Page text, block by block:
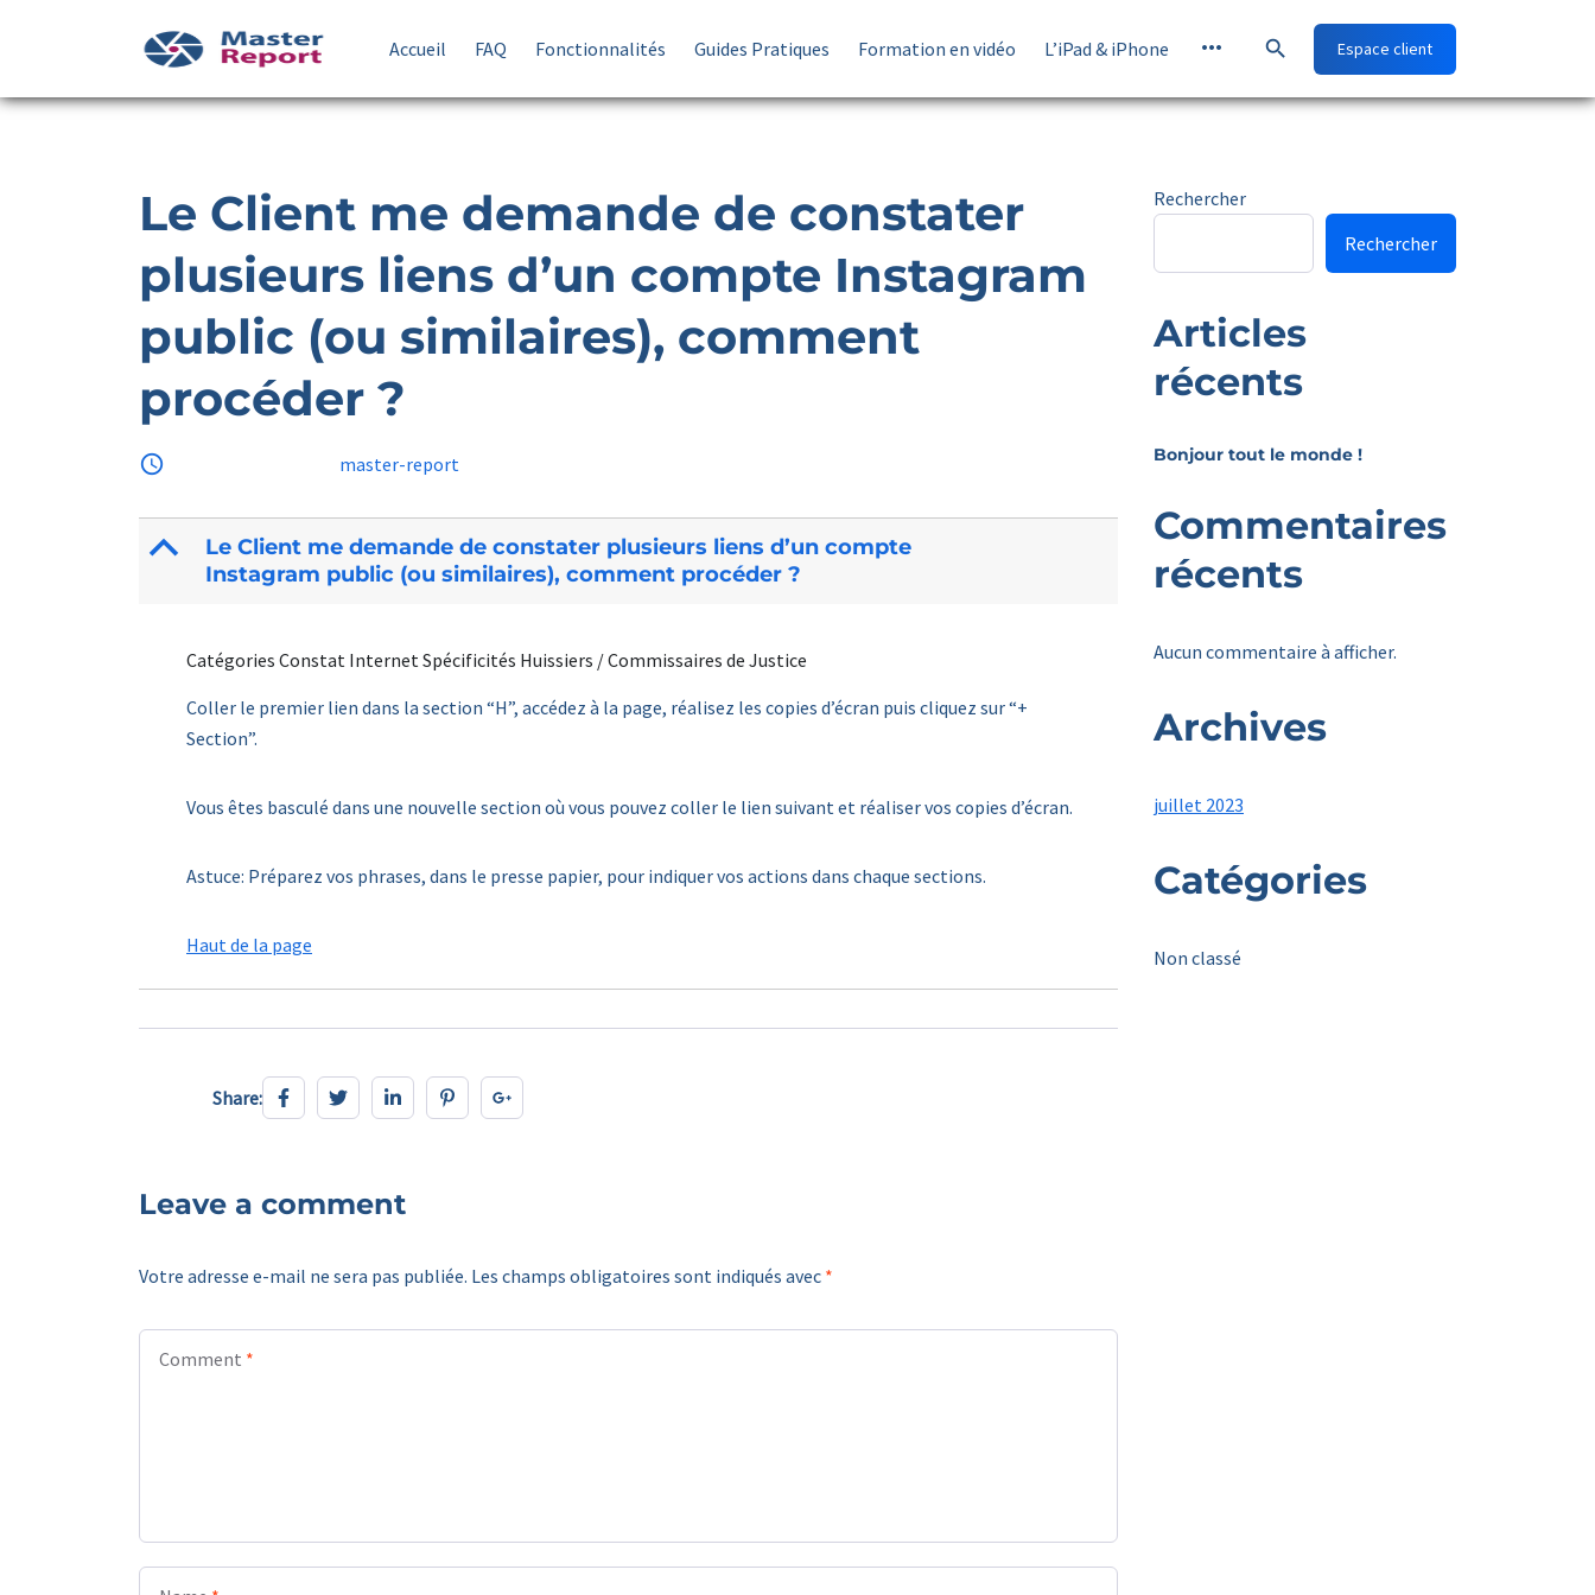
Accueil FAQ Fonctionnalités Guides Pratiques Formation en vidéo L’iPad & iPhone more_horiz search Espace client
Le Client me demande de constater
plusieurs liens d’un compte Instagram
public (ou similaires), comment
procéder ?
access_time master-report
B
Le Client me demande de constater plusieurs liens d’un compte
Instagram public (ou similaires), comment procéder ?
Catégories Constat Internet Spécificités Huissiers / Commissaires de Justice
Coller le premier lien dans la section “H”, accédez à la page, réalisez les copies d’écran puis cliquez sur “+
Section”.
Vous êtes basculé dans une nouvelle section où vous pouvez coller le lien suivant et réaliser vos copies d’écran.
Astuce: Préparez vos phrases, dans le presse papier, pour indiquer vos actions dans chaque sections.
Haut de la page
Share:
Leave a comment
Votre adresse e-mail ne sera pas publiée. Les champs obligatoires sont indiqués avec *
Comment *
Rechercher
Rechercher
Articles
récents
Bonjour tout le monde !
Commentaires
récents
Aucun commentaire à afficher.
Archives
juillet 2023
Catégories
Non classé